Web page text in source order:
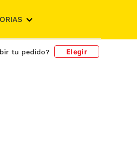
tu pedido? Elegir